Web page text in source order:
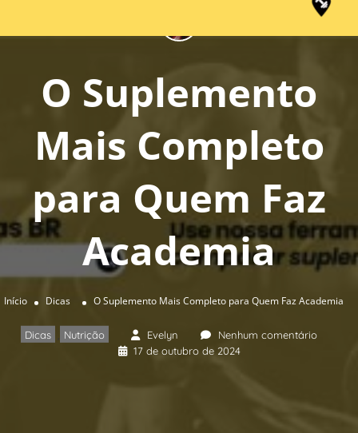
O Suplemento
Mais Completo
para Quem Faz
Academia
Início Dicas O Suplemento Mais Completo para Quem Faz Academia
Dicas Nutrição Evelyn
Nenhum comentário
17 de outubro de 2024